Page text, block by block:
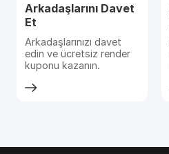
Arkadaşlarını Davet
Et
Arkadaşlarınızı davet
edin ve ücretsiz render
kuponu kazanın.